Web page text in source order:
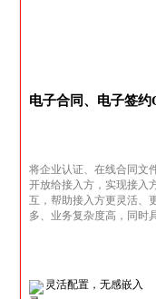
电子合同、电子签约
将企业认证、在线合同文
开放给接入方，实现接入
互，帮助接入方更灵活、
多、业务复杂度高，同时
灵活配置，无感嵌入